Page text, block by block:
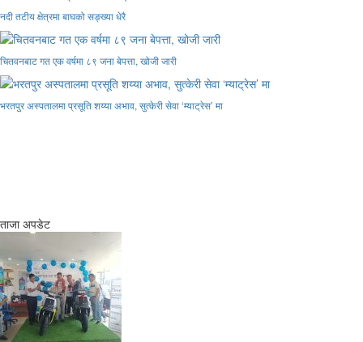
नदी तटीय क्षेत्रमा बाघको सङ्ख्या धेरै
चितवनबाट गत एक वर्षमा ८९ जना बेपत्ता, खोजी जारी
भरतपुर अस्पतालमा प्रसूति शय्या अभाव, सुत्केरी सेवा ‘म्याट्रेस’ मा
ताजा अपडेट